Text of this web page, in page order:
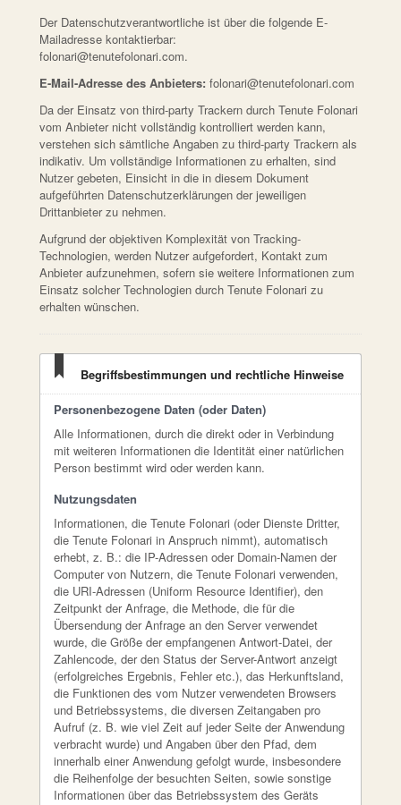
Der Datenschutzverantwortliche ist über die folgende E-
Mailadresse kontaktierbar:
folonari@tenutefolonari.com.
E-Mail-Adresse des Anbieters: folonari@tenutefolonari.com
Da der Einsatz von third-party Trackern durch Tenute Folonari
vom Anbieter nicht vollständig kontrolliert werden kann,
verstehen sich sämtliche Angaben zu third-party Trackern als
indikativ. Um vollständige Informationen zu erhalten, sind
Nutzer gebeten, Einsicht in die in diesem Dokument
aufgeführten Datenschutzerklärungen der jeweiligen
Drittanbieter zu nehmen.
Aufgrund der objektiven Komplexität von Tracking-
Technologien, werden Nutzer aufgefordert, Kontakt zum
Anbieter aufzunehmen, sofern sie weitere Informationen zum
Einsatz solcher Technologien durch Tenute Folonari zu
erhalten wünschen.
Begriffsbestimmungen und rechtliche Hinweise
Personenbezogene Daten (oder Daten)
Alle Informationen, durch die direkt oder in Verbindung
mit weiteren Informationen die Identität einer natürlichen
Person bestimmt wird oder werden kann.
Nutzungsdaten
Informationen, die Tenute Folonari (oder Dienste Dritter,
die Tenute Folonari in Anspruch nimmt), automatisch
erhebt, z. B.: die IP-Adressen oder Domain-Namen der
Computer von Nutzern, die Tenute Folonari verwenden,
die URI-Adressen (Uniform Resource Identifier), den
Zeitpunkt der Anfrage, die Methode, die für die
Übersendung der Anfrage an den Server verwendet
wurde, die Größe der empfangenen Antwort-Datei, der
Zahlencode, der den Status der Server-Antwort anzeigt
(erfolgreiches Ergebnis, Fehler etc.), das Herkunftsland,
die Funktionen des vom Nutzer verwendeten Browsers
und Betriebssystems, die diversen Zeitangaben pro
Aufruf (z. B. wie viel Zeit auf jeder Seite der Anwendung
verbracht wurde) und Angaben über den Pfad, dem
innerhalb einer Anwendung gefolgt wurde, insbesondere
die Reihenfolge der besuchten Seiten, sowie sonstige
Informationen über das Betriebssystem des Geräts